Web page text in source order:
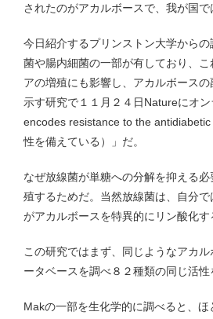
されたのがアカルボースで、我が国
今日紹介するプリンストン大学から
菌や腸内細菌の一部が有しており、
アの増殖にも影響し、アカルボース
示す研究で１１月２４日Natureにオ
encodes resistance to the
性を備えている）」だ。
なぜ放線菌が単糖への分解を抑える
殖するためだ。当然放線菌は、自分
がアカルボースを特異的にリン酸化す
この研究ではまず、同じようなアカ
ータベースを調べ８２種類の同じ活
Makの一部を生化学的に調べると、